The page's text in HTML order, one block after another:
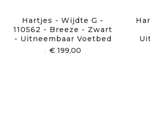
Hartjes - Wijdte G -
110562 - Breeze - Zwart
- Uitneembaar Voetbed
€ 199,00